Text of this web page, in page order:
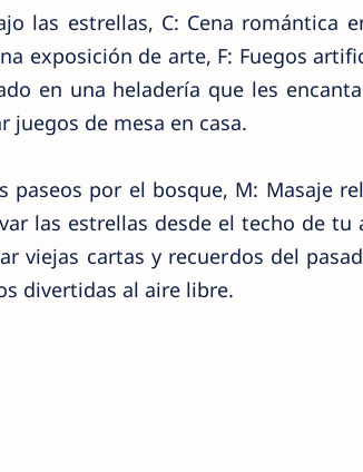
las estrellas, C: Cena romántica
exposición de arte, F: Fuegos
en una heladería que les
juegos de mesa en casa.
paseos por el bosque, M: Masaje
las estrellas desde el techo de tu
viejas cartas y recuerdos del
divertidas al aire libre.